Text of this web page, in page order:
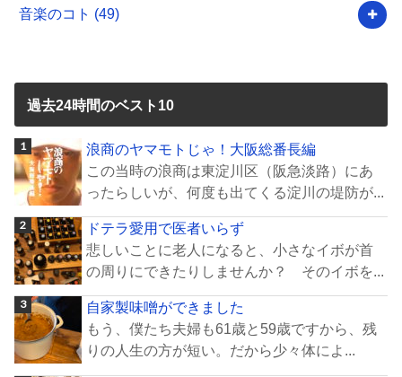
音楽のコト (49)
過去24時間のベスト10
浪商のヤマモトじゃ！大阪総番長編
この当時の浪商は東淀川区（阪急淡路）にあ
ったらしいが、何度も出てくる淀川の堤防が...
ドテラ愛用で医者いらず
悲しいことに老人になると、小さなイボが首
の周りにできたりしませんか？ そのイボを...
自家製味噌ができました
もう、僕たち夫婦も61歳と59歳ですから、残
りの人生の方が短い。だから少々体によ...